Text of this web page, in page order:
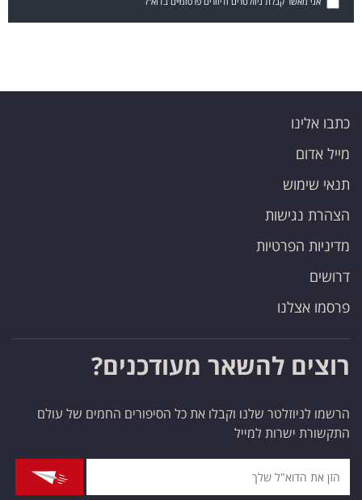
כתבו אלינו
מייל אדום
תנאי שימוש
הצהרת נגישות
מדיניות הפרטיות
דרושים
פרסמו אצלנו
רוצים להשאר מעודכנים?
הרשמו לניוזלטר שלנו וקבלו את כל הסיפורים החמים של עולם
התקשורת ישרות למייל